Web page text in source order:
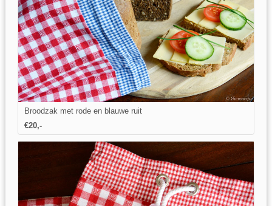
Broodzak met rode en blauwe ruit
€20,-